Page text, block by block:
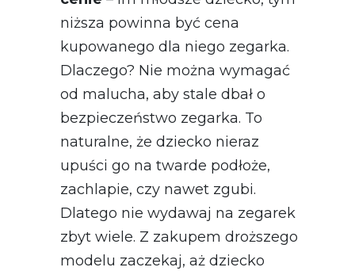
niższa powinna być cena
kupowanego dla niego zegarka.
Dlaczego? Nie można wymagać
od malucha, aby stale dbał o
bezpieczeństwo zegarka. To
naturalne, że dziecko nieraz
upuści go na twarde podłoże,
zachlapie, czy nawet zgubi.
Dlatego nie wydawaj na zegarek
zbyt wiele. Z zakupem droższego
modelu zaczekaj, aż dziecko